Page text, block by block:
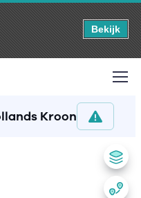
Bekijk
Kroon